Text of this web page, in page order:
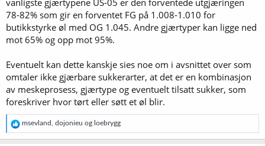
78-82% som gir en forventet FG på 1.008-1.010 for
butikkstyrke øl med OG 1.045. Andre gjærtyper kan ligge ned
mot 65% og opp mot 95%.
Eventuelt kan dette kanskje sies noe om i avsnittet over som
omtaler ikke gjærbare sukkerarter, at det er en kombinasjon
av meskeprosess, gjærtype og eventuelt tilsatt sukker, som
foreskriver hvor tørt eller søtt et øl blir.
R
e
a
msevland dojonieu og loebrygg